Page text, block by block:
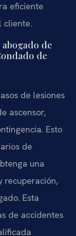
eficiente
cliente.
de
de
de lesiones
ascensor,
Esto
de
una
recuperación,
Esta
de accidentes